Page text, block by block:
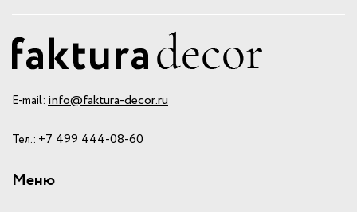
E-mail: info@faktura-decor.ru
Тел.: +7 499 444-08-60
Меню